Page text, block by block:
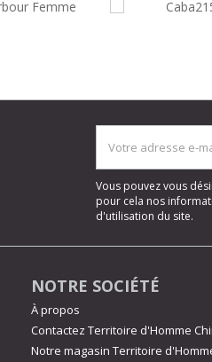
Vous pouvez vous
pour cela nos
d'utilisation du site.
NOTRE SOCIÉTÉ
À propos
Contactez Territoire d'Homme
Notre magasin Territoire